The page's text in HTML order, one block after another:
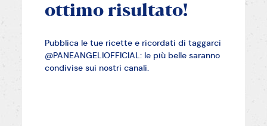
ottimo risultato!
Pubblica le tue ricette e ricordati di taggarci
@PANEANGELIOFFICIAL: le più belle saranno
condivise sui nostri canali.